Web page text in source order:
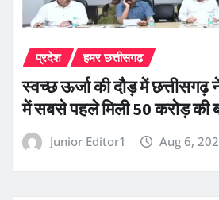
प्रदेश हमर छत्तीसगढ़
स्वच्छ ऊर्जा की दौड़ में छत्तीसगढ़
में सबसे पहले मिली 50 करोड़ की
Junior Editor1 Aug 6,